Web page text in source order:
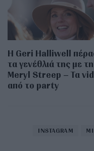
Η Geri Halliwell
τα γενέθλιά της με τη
Meryl Streep – Τα
από το party
INSTAGRAM